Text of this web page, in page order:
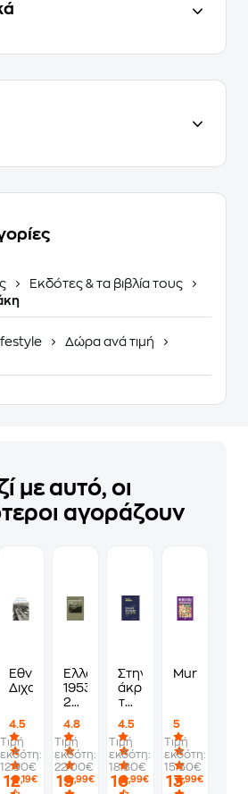
Εκδότες & τα βιβλία τους
Δώρα ανά τιμή
με αυτό, οι
αγοράζουν
Εθνικός
Διχασμός
4.5
Τιμή
εκδότη:
12.90€
12,19€
Ελλάδα,
1953-
2024:
και
πολιτική
οικονομία
4.8
Τιμή
εκδότη:
22.00€
19,99€
Στην
άκρη
του
Ελλάδα
2007-
2019
4.5
Τιμή
εκδότη:
18.80€
16,99€
Murdoku
5
Τιμή
εκδότη:
15.50€
13,99€